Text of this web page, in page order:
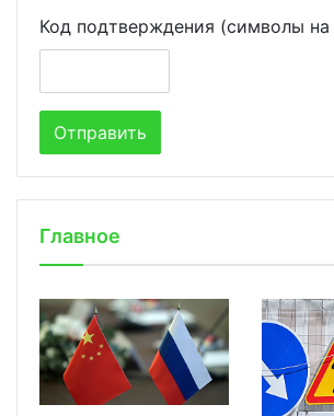
Код подтверждения (символы на
Главное